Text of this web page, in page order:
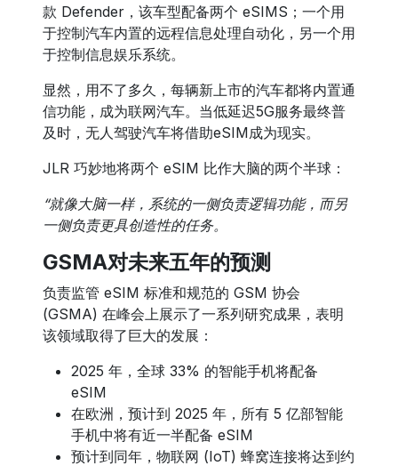
款 Defender，该车型配备两个 eSIMS；一个用
于控制汽车内置的远程信息处理自动化，另一个用
于控制信息娱乐系统。
显然，用不了多久，每辆新上市的汽车都将内置通
信功能，成为联网汽车。当低延迟5G服务最终普
及时，无人驾驶汽车将借助eSIM成为现实。
JLR 巧妙地将两个 eSIM 比作大脑的两个半球：
“就像大脑一样，系统的一侧负责逻辑功能，而另
一侧负责更具创造性的任务。
GSMA对未来五年的预测
负责监管 eSIM 标准和规范的 GSM 协会
(GSMA) 在峰会上展示了一系列研究成果，表明
该领域取得了巨大的发展：
2025 年，全球 33% 的智能手机将配备
eSIM
在欧洲，预计到 2025 年，所有 5 亿部智能
手机中将有近一半配备 eSIM
预计到同年，物联网 (IoT) 蜂窝连接将达到约